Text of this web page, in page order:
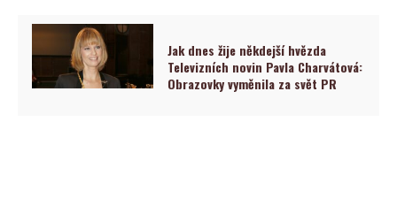
Jak dnes žije někdejší hvězda
Televizních novin Pavla Charvátová:
Obrazovky vyměnila za svět PR